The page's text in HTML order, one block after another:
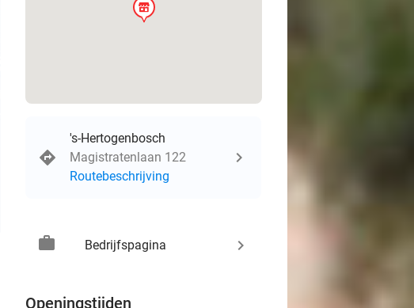
store
's-Hertogenbosch
Magistratenlaan 122
Routebeschrijving
work Bedrijfspagina keyboard_arrow_right
Openingstijden